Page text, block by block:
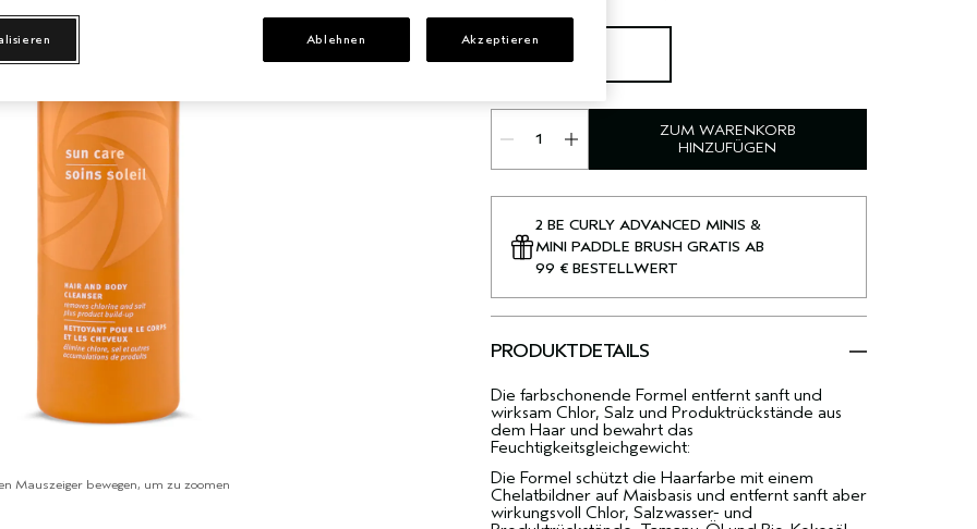
Mauszeiger bewegen, um zu zoomen
250 ml
€34.00
ZUM WARENKORB
HINZUFÜGEN
2 BE CURLY ADVANCED MINIS &
MINI PADDLE BRUSH GRATIS AB
99 € BESTELLWERT
PRODUKTDETAILS
Die farbschonende Formel entfernt sanft und
wirksam Chlor, Salz und Produktrückstände aus
dem Haar und bewahrt das
Feuchtigkeitsgleichgewicht:
Die Formel schützt die Haarfarbe mit einem
Chelatbildner auf Maisbasis und entfernt sanft aber
wirkungsvoll Chlor, Salzwasser- und
Ablehnen Akzeptieren